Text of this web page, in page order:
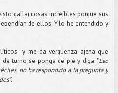
callar cosas increíbles porque sus
de ellos. Y lo he entendido y
y me da vergüenza ajena que
turno se ponga de pié y diga: "Eso
no ha respondido a la pregunta y
.